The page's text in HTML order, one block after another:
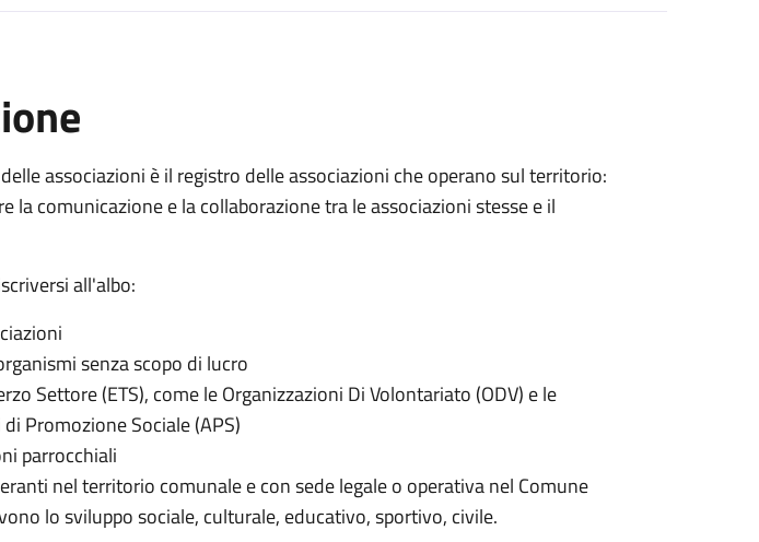
delle associazioni è il registro delle associazioni che operano sul territorio:
la comunicazione e la collaborazione tra le associazioni stesse e il
all'albo:
senza scopo di lucro
Settore (ETS), come le Organizzazioni Di Volontariato (ODV) e le
Promozione Sociale (APS)
parrocchiali
nel territorio comunale e con sede legale o operativa nel Comune
lo sviluppo sociale, culturale, educativo, sportivo, civile.